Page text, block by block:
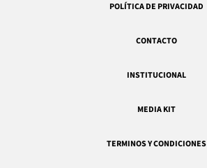
POLÍTICA DE PRIVACIDAD
CONTACTO
INSTITUCIONAL
MEDIA KIT
TERMINOS Y CONDICIONES